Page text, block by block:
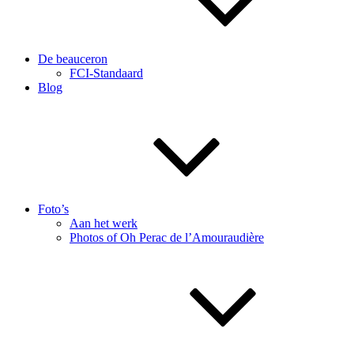
De beauceron
FCI-Standaard
Blog
Foto’s
Aan het werk
Photos of Oh Perac de l’Amouraudière